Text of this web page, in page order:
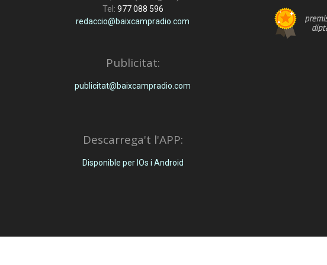
Tel: 977 088 596
redaccio@baixcampradio.com
Publicitat:
publicitat@baixcampradio.com
Descarrega't l'APP:
Disponible per IOs i Android